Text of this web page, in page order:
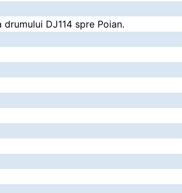
DJ114 spre Poian.